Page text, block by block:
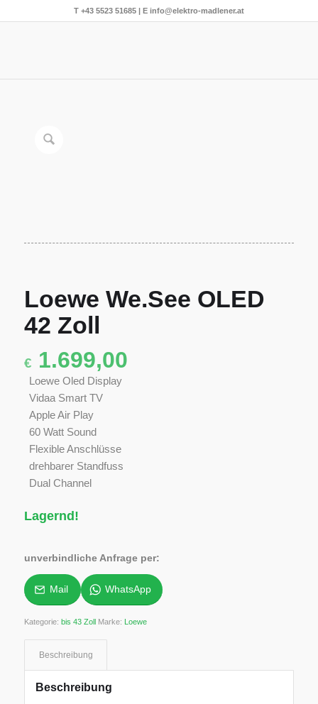
T +43 5523 51685| E info@elektro-madlener.at
Loewe We.See OLED
42 Zoll
€ 1.699,00
Loewe Oled Display
Vidaa Smart TV
Apple Air Play
60 Watt Sound
Flexible Anschlüsse
drehbarer Standfuss
Dual Channel
Lagernd!
unverbindliche Anfrage per:
Mail WhatsApp
Kategorie: bis 43 Zoll Marke: Loewe
Beschreibung
Beschreibung